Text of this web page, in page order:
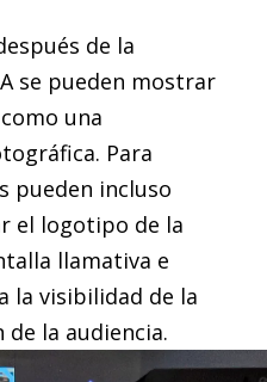
de la
se pueden mostrar
una
Para
pueden incluso
el logotipo de la
llamativa e
la visibilidad de la
la audiencia.